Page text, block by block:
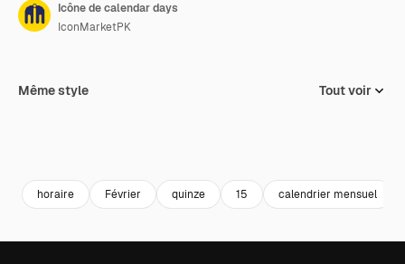
Icône de calendar days
IconMarketPK
Même style Tout voir
horaire Février quinze 15 calendrier mensuel